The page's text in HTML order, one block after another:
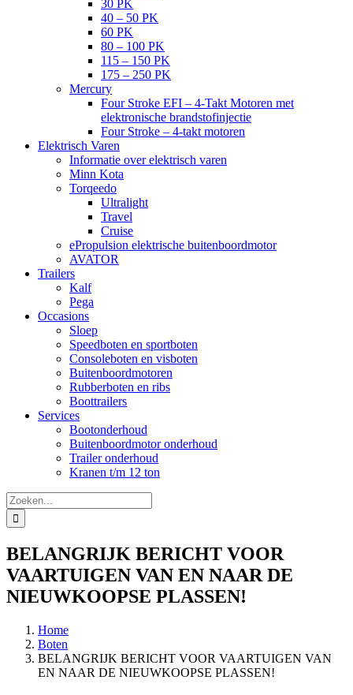
30 PK
40 – 50 PK
60 PK
80 – 100 PK
115 – 150 PK
175 – 250 PK
Mercury
Four Stroke EFI – 4-Takt Motoren met
elektronische brandstofinjectie
Four Stroke – 4-takt motoren
Elektrisch Varen
Informatie over elektrisch varen
Minn Kota
Torqeedo
Ultralight
Travel
Cruise
ePropulsion elektrische buitenboordmotor
AVATOR
Trailers
Kalf
Pega
Occasions
Sloep
Speedboten en sportboten
Consoleboten en visboten
Buitenboordmotoren
Rubberboten en ribs
Boottrailers
Services
Bootonderhoud
Buitenboordmotor onderhoud
Trailer onderhoud
Kranen t/m 12 ton
Zoeken
naar:
BELANGRIJK BERICHT VOOR
VAARTUIGEN VAN EN NAAR DE
NIEUWKOOPSE PLASSEN!
Home
Boten
BELANGRIJK BERICHT VOOR VAARTUIGEN VAN
EN NAAR DE NIEUWKOOPSE PLASSEN!